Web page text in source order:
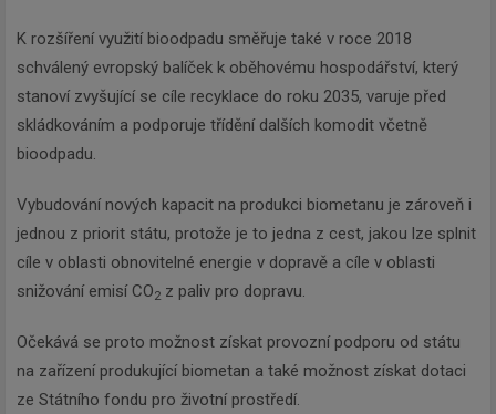
K rozšíření využití bioodpadu směřuje také v roce 2018
schválený evropský balíček k oběhovému hospodářství, který
stanoví zvyšující se cíle recyklace do roku 2035, varuje před
skládkováním a podporuje třídění dalších komodit včetně
bioodpadu.
Vybudování nových kapacit na produkci biometanu je zároveň i
jednou z priorit státu, protože je to jedna z cest, jakou lze splnit
cíle v oblasti obnovitelné energie v dopravě a cíle v oblasti
snižování emisí CO2 z paliv pro dopravu.
Očekává se proto možnost získat provozní podporu od státu
na zařízení produkující biometan a také možnost získat dotaci
ze Státního fondu pro životní prostředí.